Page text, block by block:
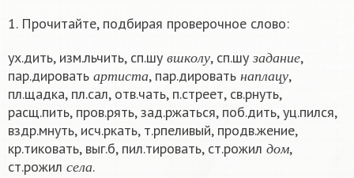
1. Прочитайте, подбирая проверочное слово:
ух.дить, изм.льчить, сп.шу
в ш к ол у , сп.шу з а д а н и е
д
,
пар.дировать
а р т и с т а
артис та , пар.дировать н а пл а ц у
наплацу,
пл.щадка, пл.сал, отв.чать, п.стреет, св.рнуть,
расщ.пить, пров.рять, зад.ржаться, поб.дить, уц.пился,
вздр.мнуть, исч.ркать, т.рпеливый, продв.жение,
кр.тиковать, выг.б, пил.тировать, ст.рожил
д ом
дом,
ст.рожил
с ел а
села.